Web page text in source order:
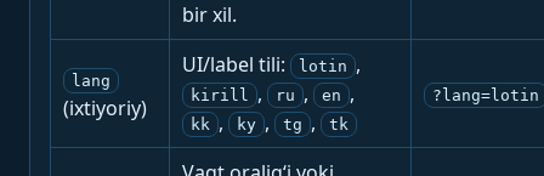
bir xil.
lang
(ixtiyoriy)
UI/label tili: lotin ,
kirill , ru , en ,
kk , ky , tg , tk
?lang=lotin